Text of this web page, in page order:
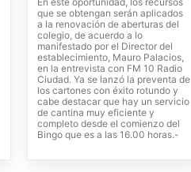
que se obtengan serán aplicados
a la renovación de aberturas del
colegio, de acuerdo a lo
manifestado por el Director del
establecimiento, Mauro Palacios,
en la entrevista con FM 10 Radio
Ciudad. Ya se lanzó la preventa de
los cartones con éxito rotundo y
cabe destacar que hay un servicio
de cantina muy eficiente y
completo desde el comienzo del
Bingo que es a las 16.00 horas.-